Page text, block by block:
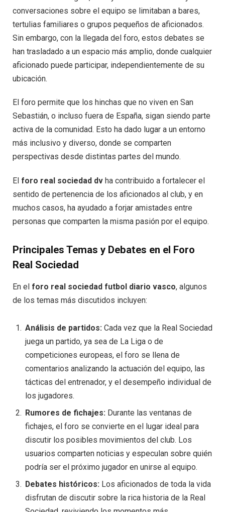
conversaciones sobre el equipo se limitaban a bares,
tertulias familiares o grupos pequeños de aficionados.
Sin embargo, con la llegada del foro, estos debates se
han trasladado a un espacio más amplio, donde cualquier
aficionado puede participar, independientemente de su
ubicación.
El foro permite que los hinchas que no viven en San
Sebastián, o incluso fuera de España, sigan siendo parte
activa de la comunidad. Esto ha dado lugar a un entorno
más inclusivo y diverso, donde se comparten
perspectivas desde distintas partes del mundo.
El foro real sociedad dv ha contribuido a fortalecer el
sentido de pertenencia de los aficionados al club, y en
muchos casos, ha ayudado a forjar amistades entre
personas que comparten la misma pasión por el equipo.
Principales Temas y Debates en el Foro
Real Sociedad
En el foro real sociedad futbol diario vasco, algunos
de los temas más discutidos incluyen:
Análisis de partidos: Cada vez que la Real Sociedad
juega un partido, ya sea de La Liga o de
competiciones europeas, el foro se llena de
comentarios analizando la actuación del equipo, las
tácticas del entrenador, y el desempeño individual de
los jugadores.
Rumores de fichajes: Durante las ventanas de
fichajes, el foro se convierte en el lugar ideal para
discutir los posibles movimientos del club. Los
usuarios comparten noticias y especulan sobre quién
podría ser el próximo jugador en unirse al equipo.
Debates históricos: Los aficionados de toda la vida
disfrutan de discutir sobre la rica historia de la Real